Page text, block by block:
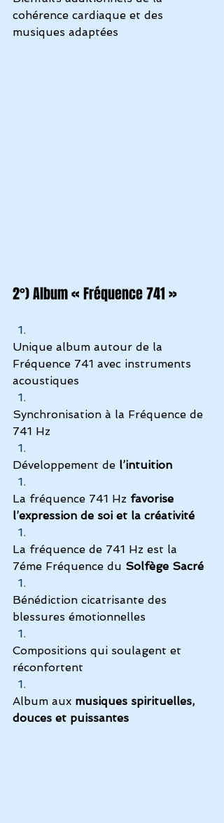
cohérence cardiaque et des
musiques adaptées
2°) Album « Fréquence 741 »
Unique album autour de la
Fréquence 741 avec instruments
acoustiques
Synchronisation à la Fréquence de
741 Hz
Développement de l’intuition
La fréquence 741 Hz favorise
l’expression de soi et la créativité
La fréquence de 741 Hz est la
7éme Fréquence du Solfège Sacré
Bénédiction cicatrisante des
blessures émotionnelles
Compositions qui soulagent et
réconfortent
Album aux musiques spirituelles,
douces et puissantes